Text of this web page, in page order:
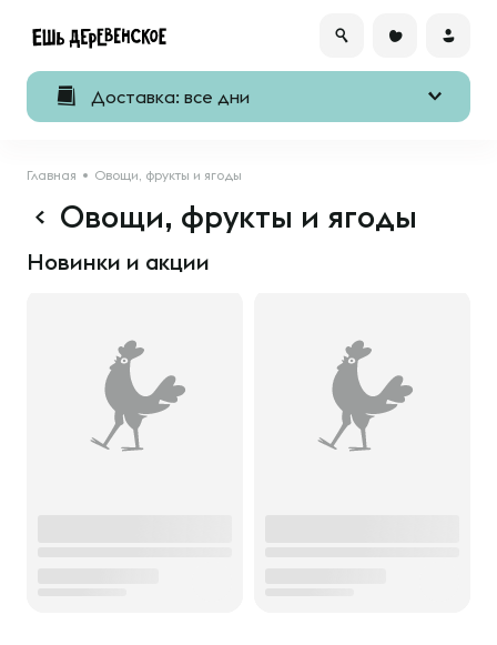
Доставка: все дни
Главная Овощи, фрукты и ягоды
Овощи, фрукты и ягоды
Новинки и акции